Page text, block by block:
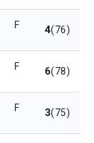
F 4(76)
F 6(78)
F 3(75)